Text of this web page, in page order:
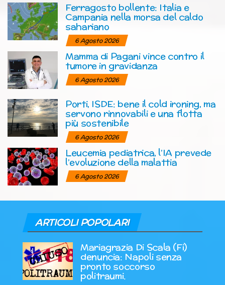
Ferragosto bollente: Italia e
Campania nella morsa del caldo
sahariano
6 Agosto 2026
Mamma di Pagani vince contro il
tumore in gravidanza
6 Agosto 2026
Porti, ISDE: bene il cold ironing, ma
servono rinnovabili e una flotta
più sostenibile
6 Agosto 2026
Leucemia pediatrica, l’IA prevede
l’evoluzione della malattia
6 Agosto 2026
ARTICOLI POPOLARI
Mariagrazia Di Scala (Fi)
denuncia: Napoli senza
pronto soccorso
politraumi.